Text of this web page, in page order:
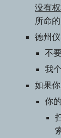
没有
所命的
德州
不
我
如果
你